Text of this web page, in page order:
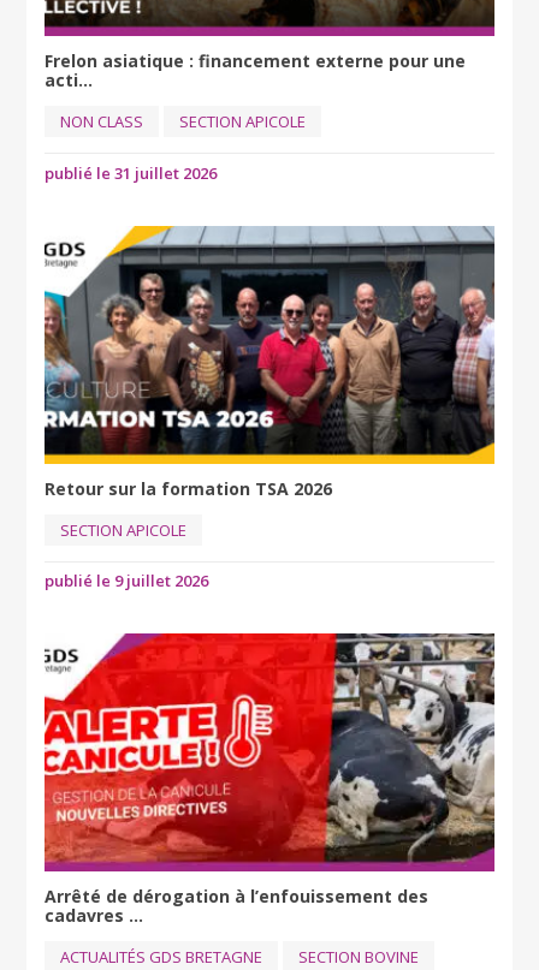
Frelon asiatique : financement externe pour une
acti...
NON CLASS SECTION APICOLE
publié le 31 juillet 2026
Retour sur la formation TSA 2026
SECTION APICOLE
publié le 9 juillet 2026
Arrêté de dérogation à l’enfouissement des
cadavres ...
ACTUALITÉS GDS BRETAGNE SECTION BOVINE